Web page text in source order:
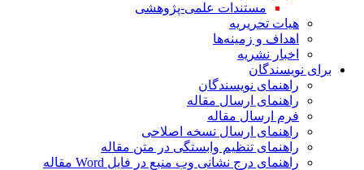
مستندات علمی-پژوهشی
هیات تحریریه
اهداف و زمینه‌ها
اخبار نشریه
برای نویسندگان
راهنمای نویسندگان
راهنمای ارسال مقاله
فرم ارسال مقاله
راهنمای ارسال نسخه اصلاحی
راهنمای تنظیم وابستگی در متن مقاله
راهنمای درج نشانی وب منبع در فایل Word مقاله